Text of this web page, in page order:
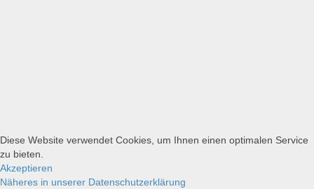
Diese Website verwendet Cookies, um Ihnen einen optimalen Service
zu bieten.
Akzeptieren
Näheres in unserer Datenschutzerklärung